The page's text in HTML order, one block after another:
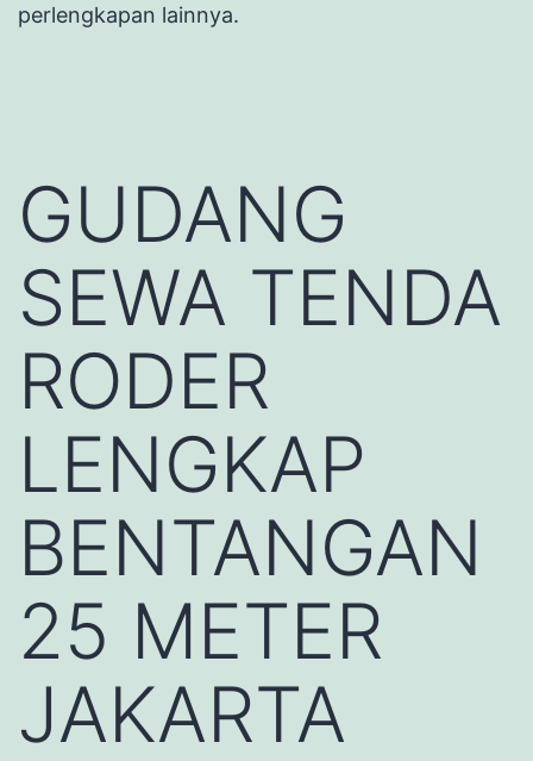
perlengkapan lainnya.
GUDANG
SEWA TENDA
RODER
LENGKAP
BENTANGAN
25 METER
JAKARTA